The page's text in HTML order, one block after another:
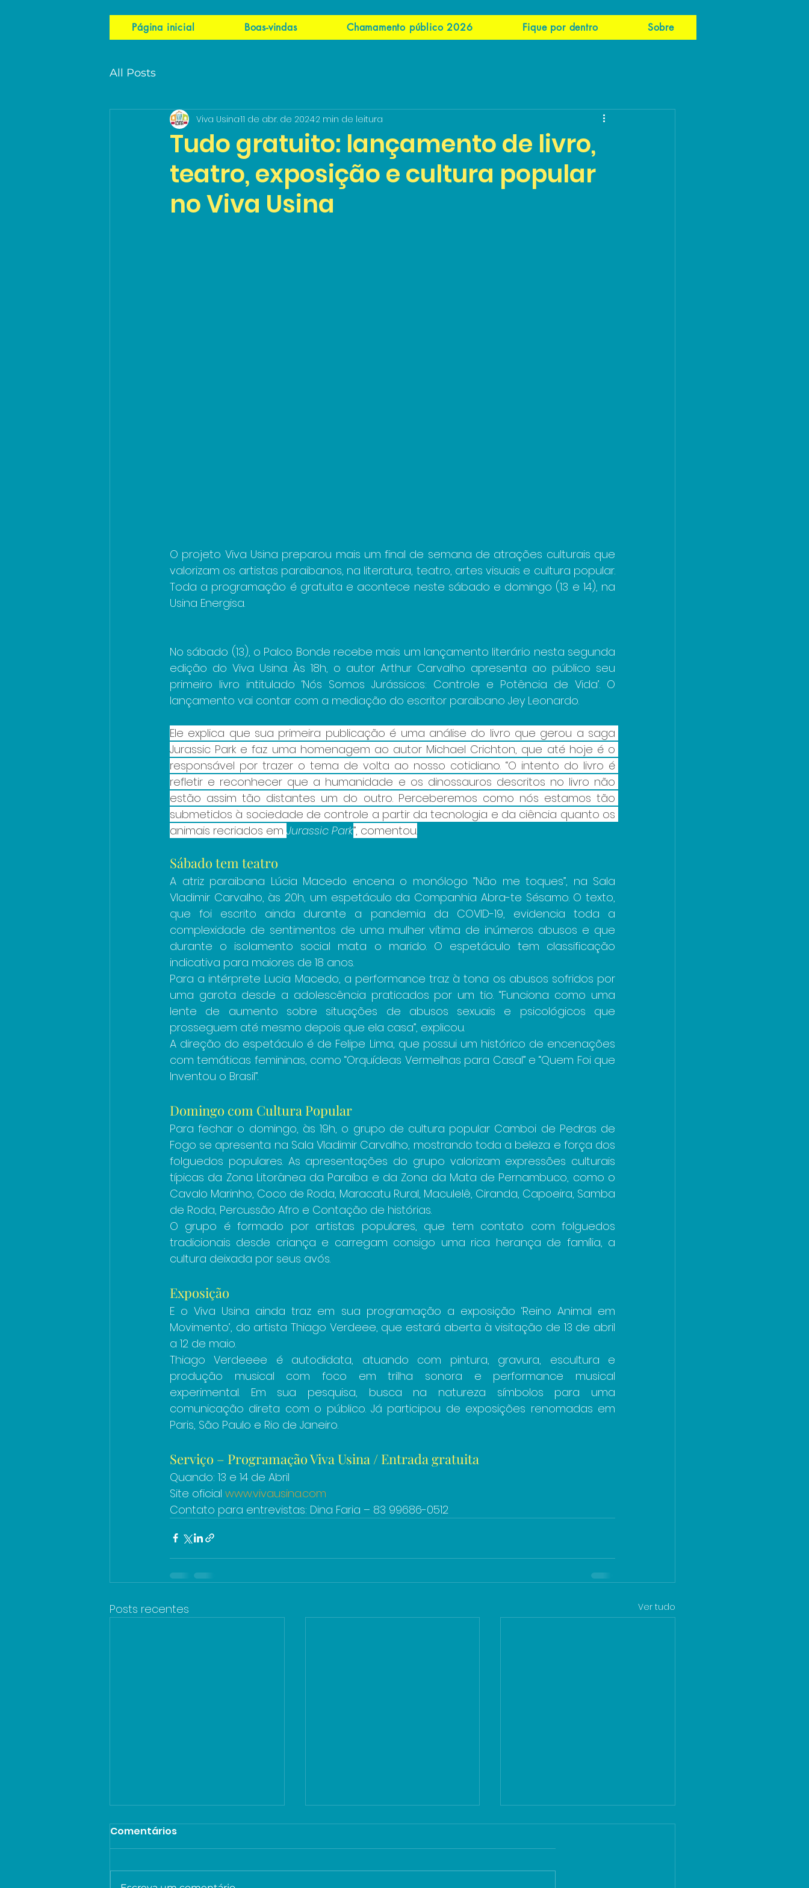
Página inicial Boas-vindas Chamamento público 2026 Fique por dentro Sobre
All Posts
Tudo gratuito: lançamento de livro,
teatro, exposição e cultura popular
no Viva Usina
Viva Usina11 de abr. de 20242 min de leitura
O projeto Viva Usina preparou mais um final de semana de atrações culturais que
valorizam os artistas paraibanos, na literatura, teatro, artes visuais e cultura popular.
Toda a programação é gratuita e acontece neste sábado e domingo (13 e 14), na
Usina Energisa.
No sábado (13), o Palco Bonde recebe mais um lançamento literário nesta segunda
edição do Viva Usina. Às 18h, o autor Arthur Carvalho apresenta ao público seu
primeiro livro intitulado ‘Nós Somos Jurássicos: Controle e Potência de Vida’. O
lançamento vai contar com a mediação do escritor paraibano Jey Leonardo.
Ele explica que sua primeira publicação é uma análise do livro que gerou a saga
Jurassic Park e faz uma homenagem ao autor Michael Crichton, que até hoje é o
responsável por trazer o tema de volta ao nosso cotidiano. “O intento do livro é
refletir e reconhecer que a humanidade e os dinossauros descritos no livro não
estão assim tão distantes um do outro. Perceberemos como nós estamos tão
submetidos à sociedade de controle a partir da tecnologia e da ciência quanto os
animais recriados em Jurassic Park”, comentou.
Sábado tem teatro
A atriz paraibana Lúcia Macedo encena o monólogo “Não me toques”, na Sala
Vladimir Carvalho, às 20h, um espetáculo da Companhia Abra-te Sésamo. O texto,
que foi escrito ainda durante a pandemia da COVID-19, evidencia toda a
complexidade de sentimentos de uma mulher vítima de inúmeros abusos e que
durante o isolamento social mata o marido. O espetáculo tem classificação
indicativa para maiores de 18 anos.
Para a intérprete Lucia Macedo, a performance traz à tona os abusos sofridos por
uma garota desde a adolescência praticados por um tio. “Funciona como uma
lente de aumento sobre situações de abusos sexuais e psicológicos que
prosseguem até mesmo depois que ela casa”, explicou.
A direção do espetáculo é de Felipe Lima, que possui um histórico de encenações
com temáticas femininas, como “Orquídeas Vermelhas para Casal” e “Quem Foi que
Inventou o Brasil”.
Domingo com Cultura Popular
Para fechar o domingo, às 19h, o grupo de cultura popular Camboi de Pedras de
Fogo se apresenta na Sala Vladimir Carvalho, mostrando toda a beleza e força dos
folguedos populares. As apresentações do grupo valorizam expressões culturais
típicas da Zona Litorânea da Paraíba e da Zona da Mata de Pernambuco, como o
Cavalo Marinho, Coco de Roda, Maracatu Rural, Maculelê, Ciranda, Capoeira, Samba
de Roda, Percussão Afro e Contação de histórias.
O grupo é formado por artistas populares, que tem contato com folguedos
tradicionais desde criança e carregam consigo uma rica herança de família, a
cultura deixada por seus avós.
Exposição
E o Viva Usina ainda traz em sua programação a exposição ‘Reino Animal em
Movimento’, do artista Thiago Verdeee, que estará aberta à visitação de 13 de abril
a 12 de maio.
Thiago Verdeeee é autodidata, atuando com pintura, gravura, escultura e
produção musical com foco em trilha sonora e performance musical
experimental. Em sua pesquisa, busca na natureza símbolos para uma
comunicação direta com o público. Já participou de exposições renomadas em
Paris, São Paulo e Rio de Janeiro.
Serviço – Programação Viva Usina / Entrada gratuita
Quando: 13 e 14 de Abril
Site oficial www.vivausina.com
Contato para entrevistas: Dina Faria – 83 99686-0512
Posts recentes Ver tudo
Comentários